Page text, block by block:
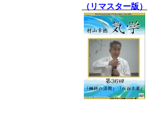
（リマスター版）